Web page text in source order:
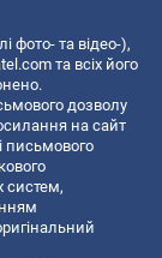
фото- та відео-),
та всіх його
дозволу
на сайт
письмового
систем,